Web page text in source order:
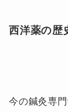
西洋薬の歴
今の鍼灸専